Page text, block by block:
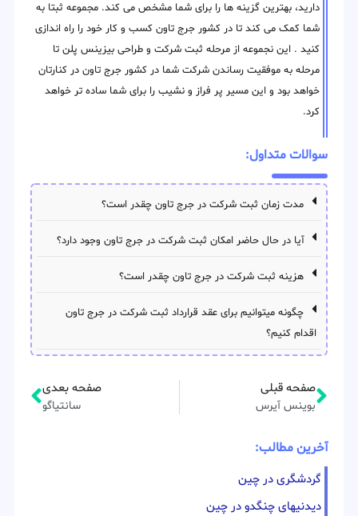
دارید، بهترین گزینه ها را برای شما مشخص می کند. مجموعه ثبتا به
شما کمک می کند تا در کشور جرج تاون کسب و کار خود را راه اندازی
کنید . این نجموعه از مرحله ثبت شرکت و طراحی بیزینس پلن تا
مرحله به موفقیت رساندن شرکت شما در کشور جرج تاون در کنارتان
خواهد بود و این مسیر پر فراز و نشیب را برای شما ساده تر خواهد
کرد.
سوالات متداول:
مدت زمان ثبت شرکت در جرج تاون چقدر است؟
آیا در حال حاضر امکان ثبت شرکت در جرج تاون وجود دارد؟
هزینه ثبت شرکت در جرج تاون چقدر است؟
چگونه میتوانیم برای عقد قرارداد ثبت شرکت در جرج تاون
اقدام کنیم؟
صفحه قبلی
بوينس آيرس
صفحه بعدی
سانتیاگو
آخرین مطالب:
گردشگری در چین
دیدنیهای چنگدو در چین